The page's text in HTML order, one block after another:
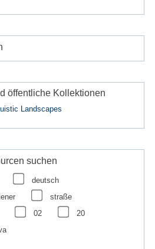
öffentliche Kollektionen
Landscapes
suchen
deutsch
straße
02
20